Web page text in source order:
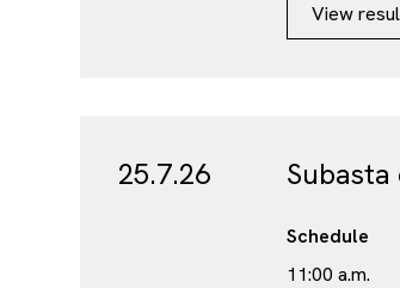
View
25.7.26 Subasta
Schedule
11:00 a.m.